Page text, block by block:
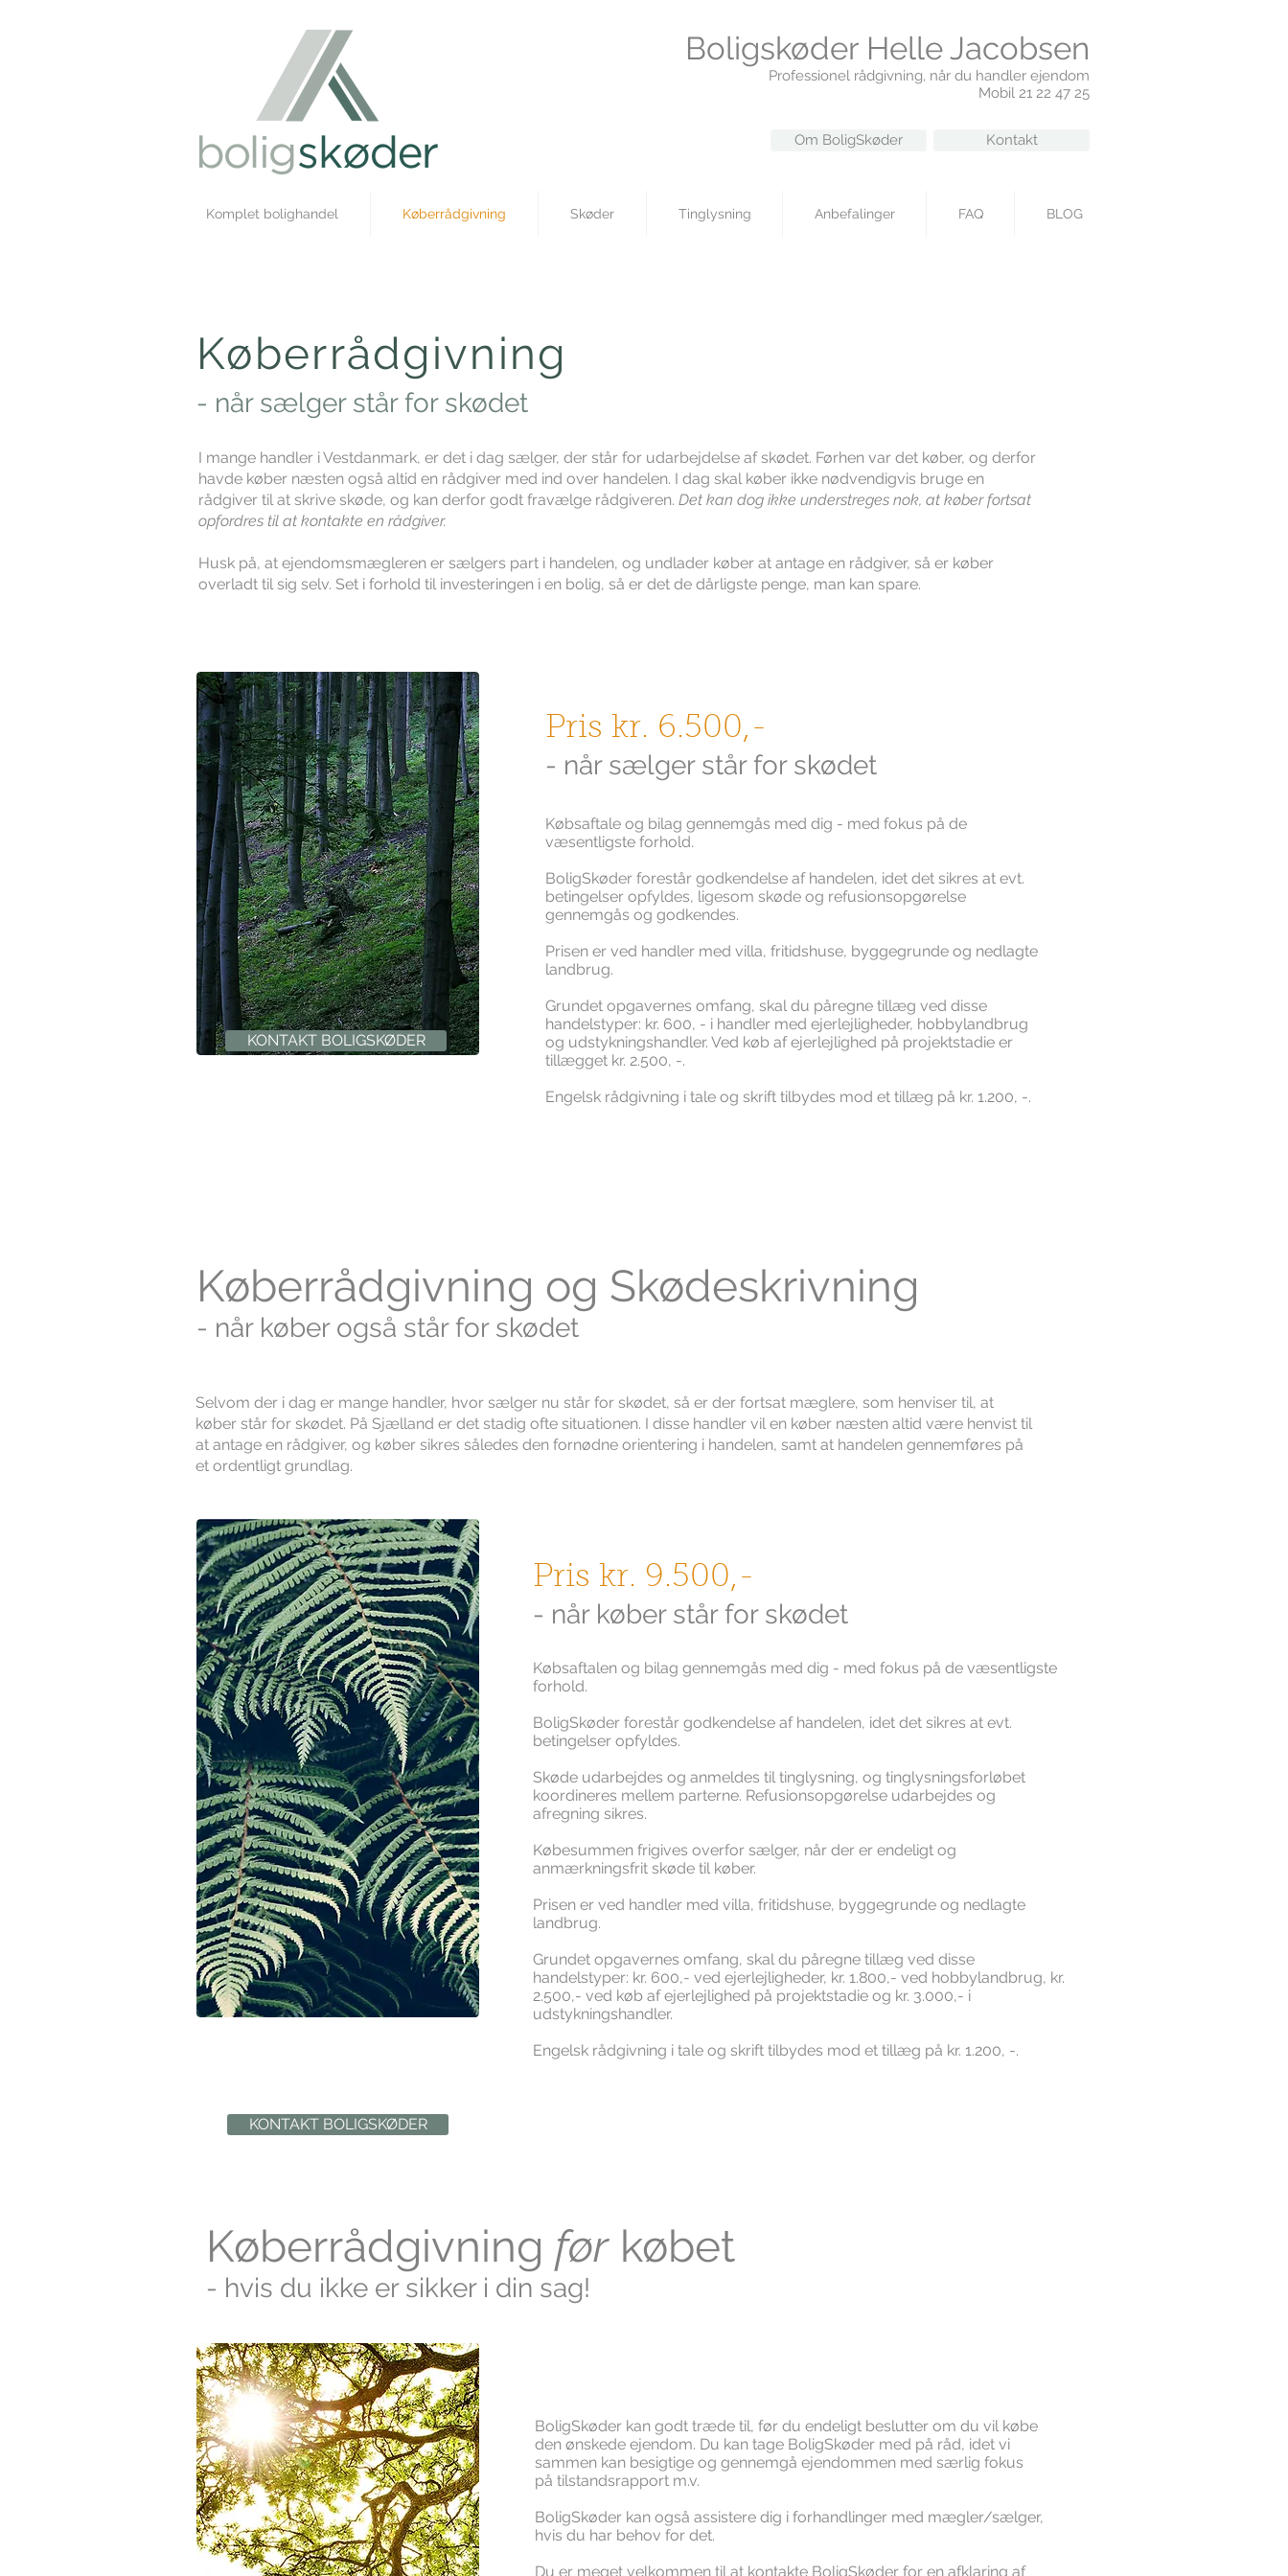
Boligskøder Helle Jacobsen
Professionel rådgivning, når du handler ejendom
Mobil 21 22 47 25
Om BoligSkøder Kontakt
Komplet bolighandel Køberrådgivning Skøder Tinglysning Anbefalinger FAQ BLOG
Køberrådgivning
- når sælger står for skødet
I mange handler i Vestdanmark, er det i dag sælger, der står for udarbejdelse af skødet. Førhen var det køber, og derfor
havde køber næsten også altid en rådgiver med ind over handelen. I dag skal køber ikke nødvendigvis bruge en
rådgiver til at skrive skøde, og kan derfor godt fravælge rådgiveren. Det kan dog ikke understreges nok, at køber fortsat
opfordres til at kontakte en rådgiver.
Husk på, at ejendomsmægleren er sælgers part i handelen, og undlader køber at antage en rådgiver, så er køber
overladt til sig selv. Set i forhold til investeringen i en bolig, så er det de dårligste penge, man kan spare.
KONTAKT BOLIGSKØDER
Pris kr. 6.500,-
- når sælger står for skødet
Købsaftale og bilag gennemgås med dig - med fokus på de
væsentligste forhold.
BoligSkøder forestår godkendelse af handelen, idet det sikres at evt.
betingelser opfyldes, ligesom skøde og refusionsopgørelse
gennemgås og godkendes.
Prisen er ved handler med villa, fritidshuse, byggegrunde og nedlagte
landbrug.
Grundet opgavernes omfang, skal du påregne tillæg ved disse
handelstyper: kr. 600, - i handler med ejerlejligheder, hobbylandbrug
og udstykningshandler. Ved køb af ejerlejlighed på projektstadie er
tillægget kr. 2.500, -.
Engelsk rådgivning i tale og skrift tilbydes mod et tillæg på kr. 1.200, -.
Køberrådgivning og Skødeskrivning
- når køber også står for skødet
Selvom der i dag er mange handler, hvor sælger nu står for skødet, så er der fortsat mæglere, som henviser til, at
køber står for skødet. På Sjælland er det stadig ofte situationen. I disse handler vil en køber næsten altid være henvist til
at antage en rådgiver, og køber sikres således den fornødne orientering i handelen, samt at handelen gennemføres på
et ordentligt grundlag.
Pris kr. 9.500,-
- når køber står for skødet
Købsaftalen og bilag gennemgås med dig - med fokus på de væsentligste
forhold.
BoligSkøder forestår godkendelse af handelen, idet det sikres at evt.
betingelser opfyldes.
Skøde udarbejdes og anmeldes til tinglysning, og tinglysningsforløbet
koordineres mellem parterne. Refusionsopgørelse udarbejdes og
afregning sikres.
Købesummen frigives overfor sælger, når der er endeligt og
anmærkningsfrit skøde til køber.
Prisen er ved handler med villa, fritidshuse, byggegrunde og nedlagte
landbrug.
Grundet opgavernes omfang, skal du påregne tillæg ved disse
handelstyper: kr. 600,- ved ejerlejligheder, kr. 1.800,- ved hobbylandbrug, kr.
2.500,- ved køb af ejerlejlighed på projektstadie og kr. 3.000,- i
udstykningshandler.
Engelsk rådgivning i tale og skrift tilbydes mod et tillæg på kr. 1.200, -.
KONTAKT BOLIGSKØDER
Køberrådgivning førkøbet
- hvis du ikke er sikker i din sag!
BoligSkøder kan godt træde til, før du endeligt beslutter om du vil købe
den ønskede ejendom. Du kan tage BoligSkøder med på råd, idet vi
sammen kan besigtige og gennemgå ejendommen med særlig fokus
på tilstandsrapport m.v.
BoligSkøder kan også assistere dig i forhandlinger med mægler/sælger,
hvis du har behov for det.
Du er meget velkommen til at kontakte BoligSkøder for en afklaring af